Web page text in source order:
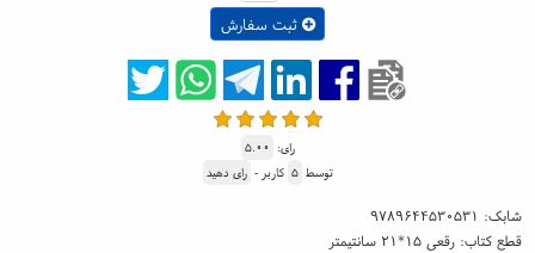
ثبت سفارش
رای: ۵.۰۰
توسط ۵ کاربر - رای دهید
شابک: ۹۷۸۹۶۴۴۵۳۰۵۳۱
قطع کتاب: رقعی ۱۵*۲۱ سانتیمتر